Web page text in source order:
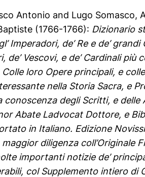
Antonio and Lugo Somasco,
(1766-1766): Dizionario
Imperadori, de’ Re e de’
de’ Vescovi, e de’ Cardinali
loro Opere principali, e
nella Storia Sacra, e
conoscenza degli Scritti, e
Abate Ladvocat Dottore, e
in Italiano. Edizione
diligenza coll’Originale
importanti notizie de’
col Supplemento intiero di